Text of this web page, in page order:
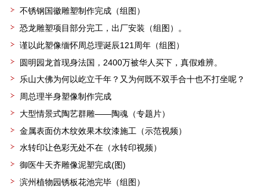
不锈钢国徽雕塑制作完成（组图）
恐龙雕塑项目部分完工，出厂安装（组图）。
谨以此塑像缅怀周总理诞辰121周年（组图）
圆明园龙首现身法国，2400万被华人买下，真假难辨。
乐山大佛为何以屹立千年？又为何既不双手合十也不打坐呢？
周总理半身塑像制作完成
大型情景式陶艺群雕——陶魂（专题片）
金属表面仿木纹效果木纹漆施工（示范视频）
水转印让色彩无处不在（水转印视频）
御医牛天齐雕像泥塑完成(图)
滨州植物园锈板花池完毕（组图）